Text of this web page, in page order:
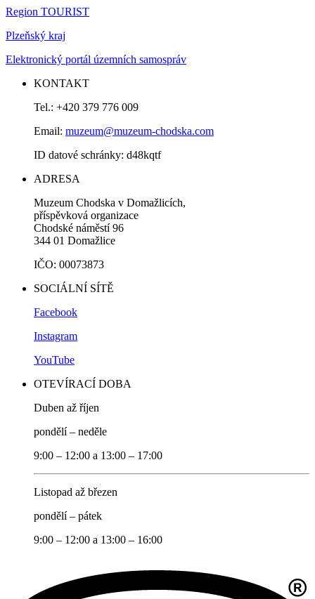
Region TOURIST
Plzeňský kraj
Elektronický portál územních samospráv
KONTAKT
Tel.: +420 379 776 009
Email: muzeum@muzeum-chodska.com
ID datové schránky: d48kqtf
ADRESA
Muzeum Chodska v Domažlicích,
příspěvková organizace
Chodské náměstí 96
344 01 Domažlice
IČO: 00073873
SOCIÁLNÍ SÍTĚ
Facebook
Instagram
YouTube
OTEVÍRACÍ DOBA
Duben až říjen
pondělí – neděle
9:00 – 12:00 a 13:00 – 17:00
Listopad až březen
pondělí – pátek
9:00 – 12:00 a 13:00 – 16:00